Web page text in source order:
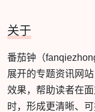
关于
番茄钟（
展开的专题资讯网
效果，帮助读者在
时，形成更清晰、